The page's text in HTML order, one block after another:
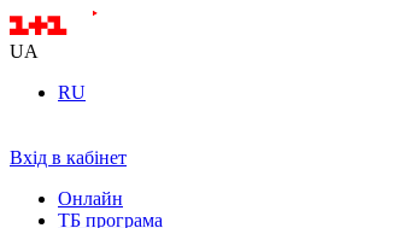
UA
RU
Вхід в кабінет
Онлайн
ТБ програма